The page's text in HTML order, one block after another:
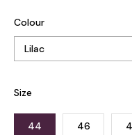
Colour
Size
44 46